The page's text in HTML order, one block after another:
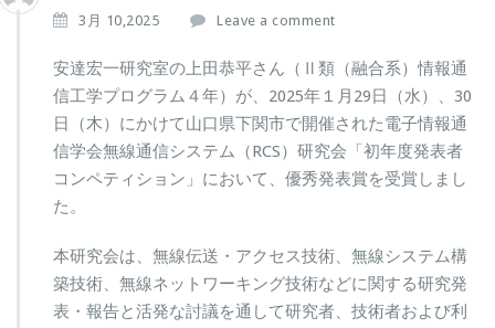
3月 10,2025 Leave a comment
安達宏一研究室の上田恭平さん（Ⅱ類（融合系）情報通
信工学プログラム４年）が、2025年１月29日（水）、30
日（木）にかけて山口県下関市で開催された電子情報通
信学会無線通信システム（RCS）研究会「初年度発表者
コンペティション」において、優秀発表賞を受賞しまし
た。
本研究会は、無線伝送・アクセス技術、無線システム構
築技術、無線ネットワーキング技術などに関する研究発
表・報告と活発な討議を通して研究者、技術者および利